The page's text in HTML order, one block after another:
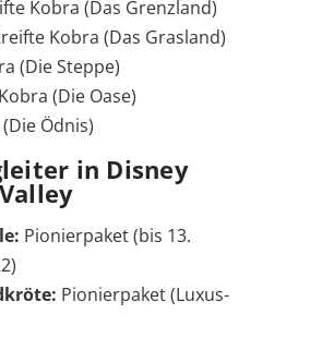
Kobra (Das Grenzland)
Kobra (Das Grasland)
(Die Steppe)
(Die Oase)
Ödnis)
in Disney
Pionierpaket (bis 13.
Pionierpaket (Luxus-